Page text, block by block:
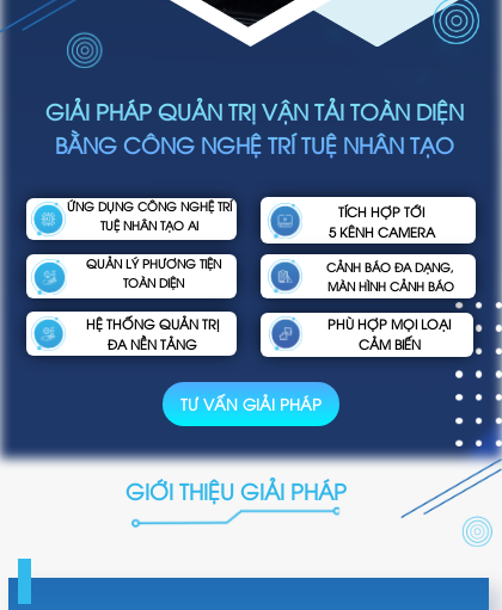
TƯ VẤN GIẢI PHÁP
GIẢI PHÁP QUẢN TRỊ VẬN TẢI TOÀN DIỆN
BẰNG CÔNG NGHỆ TRÍ TUỆ NHÂN TẠO
ỨNG DỤNG CÔNG NGHỆ TRÍ
TUỆ NHÂN TẠO AI
TÍCH HỢP TỚI
5 KÊNH CAMERA
QUẢN LÝ PHƯƠNG TIỆN
TOÀN DIỆN
HỆ THỐNG QUẢN TRỊ
ĐA NỀN TẢNG
CẢNH BÁO ĐA DẠNG,
MÀN HÌNH CẢNH BÁO
PHÙ HỢP MỌI LOẠI
CẢM BIẾN
GIỚI THIỆU GIẢI PHÁP